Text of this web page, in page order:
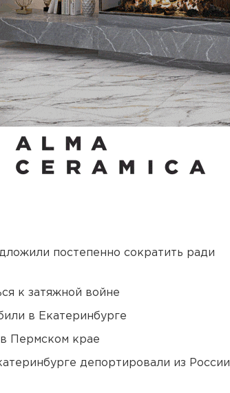
постепенно сократить ради
к затяжной войне
в Екатеринбурге
Пермском крае
депортировали из России